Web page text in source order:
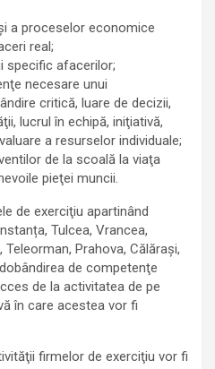
a proceselor economice
real;
specific afacerilor;
necesare unui
critică, luare de decizii,
lucrul în echipă, iniţiativă,
a resurselor individuale;
de la scoală la viaţa
pieţei muncii.
de exerciţiu apartinând
Tulcea, Vrancea,
Prahova, Călărași,
de competenţe
de la activitatea de pe
în care acestea vor fi
firmelor de exerciţiu vor fi